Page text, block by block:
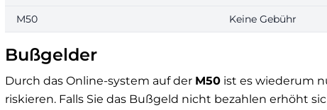
M50 Keine Gebühr
Bußgelder
Durch das Online-system auf der M50 ist es wiederum
riskieren. Falls Sie das Bußgeld nicht bezahlen erhöht